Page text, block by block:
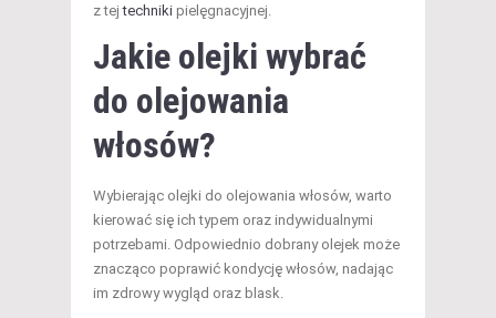
z tejtechniki pielęgnacyjnej.
Jakie olejki wybrać
do olejowania
włosów?
Wybierając olejki do olejowania włosów, warto
kierować się ich typem oraz indywidualnymi
potrzebami. Odpowiednio dobrany olejek może
znacząco poprawić kondycję włosów, nadając
im zdrowy wygląd oraz blask.